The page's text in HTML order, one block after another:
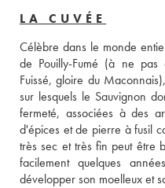
LA CUVÉE
Célèbre dans le monde
de Pouilly-Fumé (à ne
Fuissé, gloire du
sur lesquels le Sauvignon
fermeté, associées à des
d'épices et de pierre à fusil
très sec et très fin peut être
facilement quelques
développer son moelleux et